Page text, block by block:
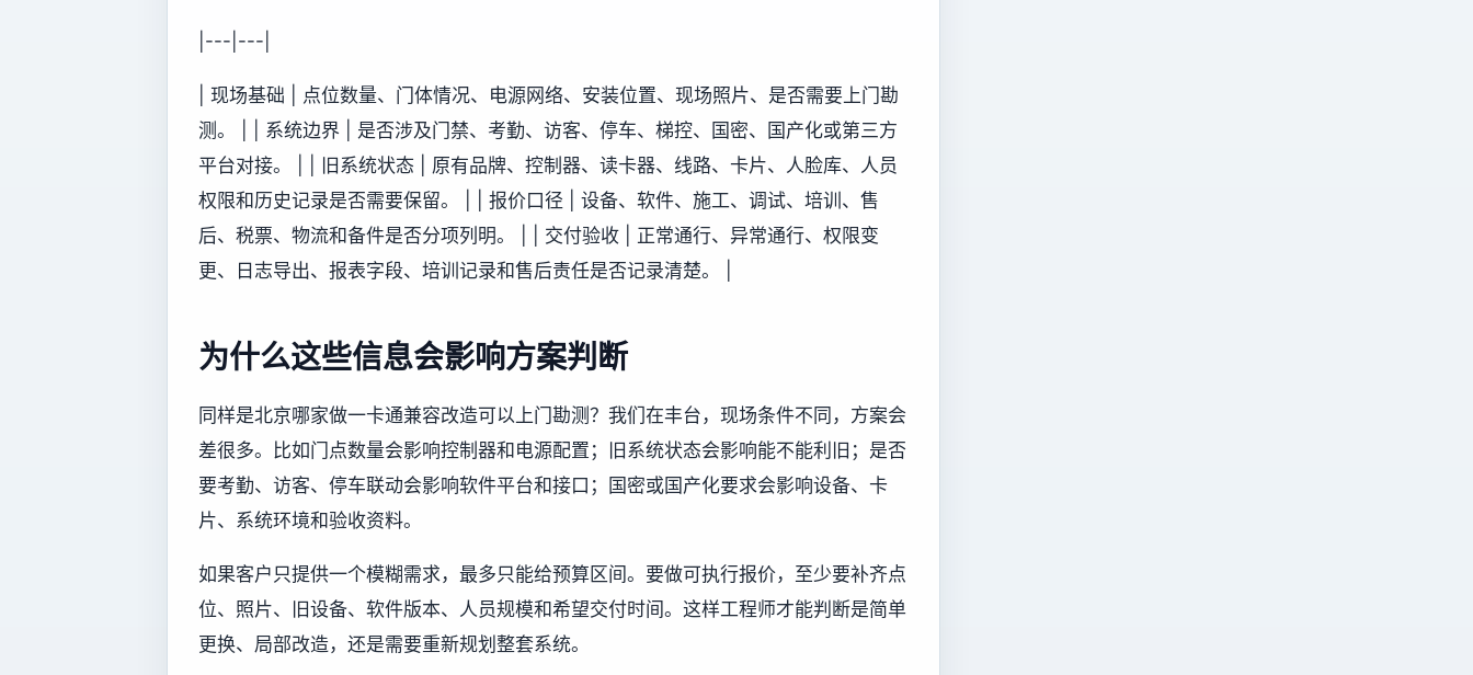
|---|---|
| 现场基础 | 点位数量、门体情况、电源网络、安装位置、现场照片、是否需要上门勘
测。 | | 系统边界 | 是否涉及门禁、考勤、访客、停车、梯控、国密、国产化或第三方
平台对接。 | | 旧系统状态 | 原有品牌、控制器、读卡器、线路、卡片、人脸库、人员
权限和历史记录是否需要保留。 | | 报价口径 | 设备、软件、施工、调试、培训、售
后、税票、物流和备件是否分项列明。 | | 交付验收 | 正常通行、异常通行、权限变
更、日志导出、报表字段、培训记录和售后责任是否记录清楚。 |
为什么这些信息会影响方案判断
同样是北京哪家做一卡通兼容改造可以上门勘测？我们在丰台，现场条件不同，方案会
差很多。比如门点数量会影响控制器和电源配置；旧系统状态会影响能不能利旧；是否
要考勤、访客、停车联动会影响软件平台和接口；国密或国产化要求会影响设备、卡
片、系统环境和验收资料。
如果客户只提供一个模糊需求，最多只能给预算区间。要做可执行报价，至少要补齐点
位、照片、旧设备、软件版本、人员规模和希望交付时间。这样工程师才能判断是简单
更换、局部改造，还是需要重新规划整套系统。